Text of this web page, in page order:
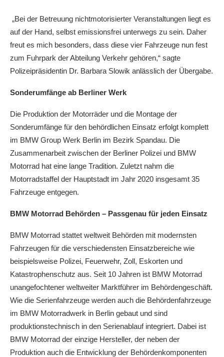
„Bei der Betreuung nichtmotorisierter Veranstaltungen liegt es
auf der Hand, selbst emissionsfrei unterwegs zu sein. Daher
freut es mich besonders, dass diese vier Fahrzeuge nun fest
zum Fuhrpark der Abteilung Verkehr gehören,“ sagte
Polizeipräsidentin Dr. Barbara Slowik anlässlich der Übergabe.
Sonderumfänge ab Berliner Werk
Die Produktion der Motorräder und die Montage der
Sonderumfänge für den behördlichen Einsatz erfolgt komplett
im BMW Group Werk Berlin im Bezirk Spandau. Die
Zusammenarbeit zwischen der Berliner Polizei und BMW
Motorrad hat eine lange Tradition. Zuletzt nahm die
Motorradstaffel der Hauptstadt im Jahr 2020 insgesamt 35
Fahrzeuge entgegen.
BMW Motorrad Behörden – Passgenau für jeden Einsatz
BMW Motorrad stattet weltweit Behörden mit modernsten
Fahrzeugen für die verschiedensten Einsatzbereiche wie
beispielsweise Polizei, Feuerwehr, Zoll, Eskorten und
Katastrophenschutz aus. Seit 10 Jahren ist BMW Motorrad
unangefochtener weltweiter Marktführer im Behördengeschäft.
Wie die Serienfahrzeuge werden auch die Behördenfahrzeuge
im BMW Motorradwerk in Berlin gebaut und sind
produktionstechnisch in den Serienablauf integriert. Dabei ist
BMW Motorrad der einzige Hersteller, der neben der
Produktion auch die Entwicklung der Behördenkomponenten